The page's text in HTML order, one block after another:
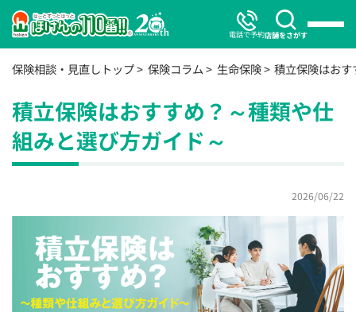
電話で予約店舗をさがす
保険相談・見直しトップ 保険コラム 生命保険 積立保険はお
積立保険はおすすめ？～種類や仕
組みと選び方ガイド～
2026/06/22